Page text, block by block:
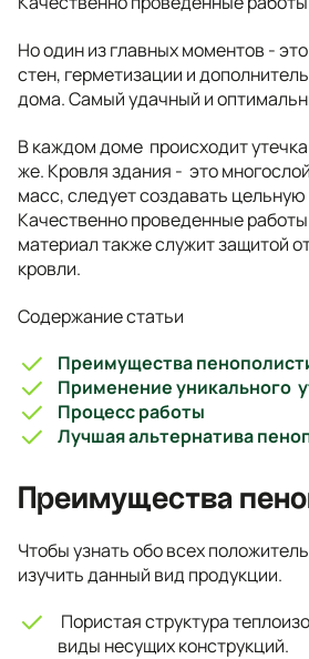
Но один из главных моментов -
стен, герметизации и
дома. Самый удачный и
В каждом доме происходит
же. Кровля здания - это
масс, следует создавать
Качественно проведенные
материал также служит защитой
кровли.
Содержание статьи
Преимущества
Применение уникального
Процесс работы
Лучшая альтернатива
Преимущества
Чтобы узнать обо всех
изучить данный вид продукции.
Пористая структура
виды несущих конструкций.